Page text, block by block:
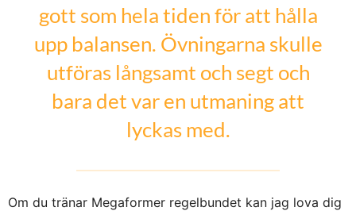
gott som hela tiden för att hålla
upp balansen. Övningarna skulle
utföras långsamt och segt och
bara det var en utmaning att
lyckas med.
Om du tränar Megaformer regelbundet kan jag lova dig